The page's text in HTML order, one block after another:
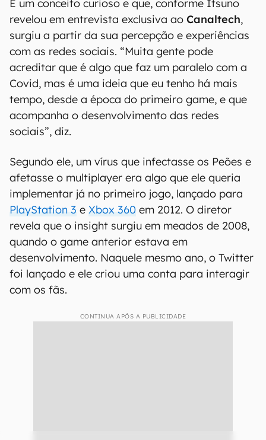
É um conceito curioso e que, conforme Itsuno
revelou em entrevista exclusiva ao Canaltech,
surgiu a partir da sua percepção e experiências
com as redes sociais. “Muita gente pode
acreditar que é algo que faz um paralelo com a
Covid, mas é uma ideia que eu tenho há mais
tempo, desde a época do primeiro game, e que
acompanha o desenvolvimento das redes
sociais”, diz.
Segundo ele, um vírus que infectasse os Peões e
afetasse o multiplayer era algo que ele queria
implementar já no primeiro jogo, lançado para
PlayStation 3 e Xbox 360 em 2012. O diretor
revela que o insight surgiu em meados de 2008,
quando o game anterior estava em
desenvolvimento. Naquele mesmo ano, o Twitter
foi lançado e ele criou uma conta para interagir
com os fãs.
CONTINUA APÓS A PUBLICIDADE